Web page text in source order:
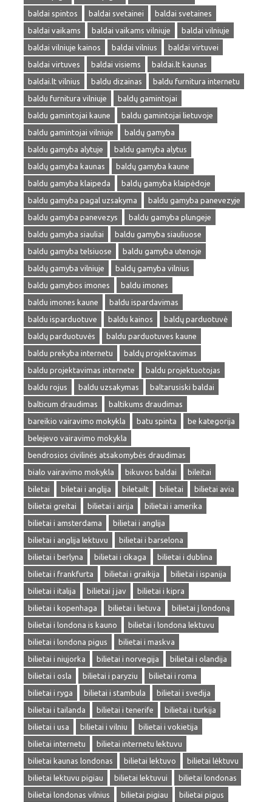
baldai spintos
baldai svetainei
baldai svetaines
baldai vaikams
baldai vaikams vilniuje
baldai vilniuje
baldai vilniuje kainos
baldai vilnius
baldai virtuvei
baldai virtuves
baldai visiems
baldai.lt kaunas
baldai.lt vilnius
baldu dizainas
baldu furnitura internetu
baldu furnitura vilniuje
baldų gamintojai
baldu gamintojai kaune
baldu gamintojai lietuvoje
baldu gamintojai vilniuje
baldų gamyba
baldu gamyba alytuje
baldu gamyba alytus
baldų gamyba kaunas
baldų gamyba kaune
baldu gamyba klaipeda
baldų gamyba klaipėdoje
baldu gamyba pagal uzsakyma
baldu gamyba panevezyje
baldu gamyba panevezys
baldu gamyba plungeje
baldu gamyba siauliai
baldu gamyba siauliuose
baldu gamyba telsiuose
baldu gamyba utenoje
baldų gamyba vilniuje
baldų gamyba vilnius
baldu gamybos imones
baldu imones
baldu imones kaune
baldu ispardavimas
baldu isparduotuve
baldu kainos
baldų parduotuvė
baldų parduotuvės
baldu parduotuves kaune
baldu prekyba internetu
baldų projektavimas
baldu projektavimas internete
baldu projektuotojas
baldu rojus
baldu uzsakymas
baltarusiski baldai
balticum draudimas
baltikums draudimas
bareikio vairavimo mokykla
batu spinta
be kategorija
belejevo vairavimo mokykla
bendrosios civilinės atsakomybės draudimas
bialo vairavimo mokykla
bikuvos baldai
bileitai
biletai
biletai i anglija biletailt bilietai
bilietai avia
bilietai greitai
bilietai i airija
bilietai i amerika
bilietai i amsterdama
bilietai i anglija
bilietai i anglija lektuvu
bilietai i barselona
bilietai i berlyna
bilietai i cikaga
bilietai i dublina
bilietai i frankfurta
bilietai i graikija
bilietai i ispanija
bilietai i italija
bilietai į jav
bilietai i kipra
bilietai i kopenhaga
bilietai i lietuva
bilietai į londoną
bilietai i londona is kauno
bilietai i londona lektuvu
bilietai i londona pigus
bilietai i maskva
bilietai i niujorka
bilietai i norvegija
bilietai i olandija
bilietai i osla
bilietai i paryziu
bilietai i roma
bilietai i ryga
bilietai i stambula
bilietai i svedija
bilietai i tailanda
bilietai i tenerife
bilietai i turkija
bilietai i usa
bilietai i vilniu
bilietai i vokietija
bilietai internetu
bilietai internetu lektuvu
bilietai kaunas londonas
bilietai lektuvo
bilietai lėktuvu
bilietai lektuvu pigiau
bilietai lektuvui
bilietai londonas
bilietai londonas vilnius
bilietai pigiau
bilietai pigus